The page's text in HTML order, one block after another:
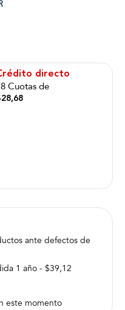
directo
Cuotas de
ante defectos de
1 año - $39,12
este momento